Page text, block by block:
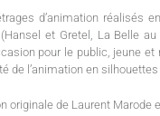
d’animation réalisés
et Gretel, La Belle
pour le public, jeune et
de l’animation en silhouettes
originale de Laurent Marode